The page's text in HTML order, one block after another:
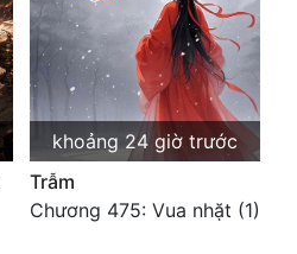
khoảng 24 giờ trước
Trẫm
Chương 475: Vua nhặt (1)